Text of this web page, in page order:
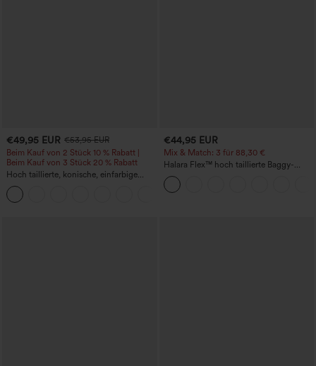
€49,95 EUR €53,95 EUR
Beim Kauf von 2 Stück 10 % Rabatt |
Beim Kauf von 3 Stück 20 % Rabatt
Hoch taillierte, konische, einfarbige
Anzughose mit Seitentaschen
€44,95 EUR
Mix & Match: 3 für 88,30 €
Halara Flex™ hoch taillierte Baggy-
Jeans mit Taschen, weitem Bein,
stonewashed, lässig